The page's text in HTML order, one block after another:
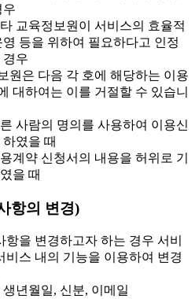
우
교육정보원이 서비스의 효율적
영 등을 위하여 필요하다고 인정
경우
원은 다음 각 호에 해당하는 이용
대하여는 이를 거절할 수 있습니
사람의 명의를 사용하여 이용신
하였을 때
계약 신청서의 내용을 허위로 기
을 때
항의 변경)
항을 변경하고자 하는 경우 서비
비스 내의 기능을 이용하여 변경
년월일, 신분, 이메일